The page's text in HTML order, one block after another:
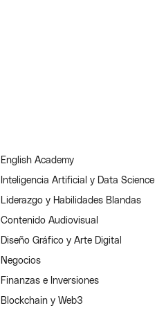
English Academy
Inteligencia Artificial y Data Science
Liderazgo y Habilidades Blandas
Contenido Audiovisual
Diseño Gráfico y Arte Digital
Negocios
Finanzas e Inversiones
Blockchain y Web3